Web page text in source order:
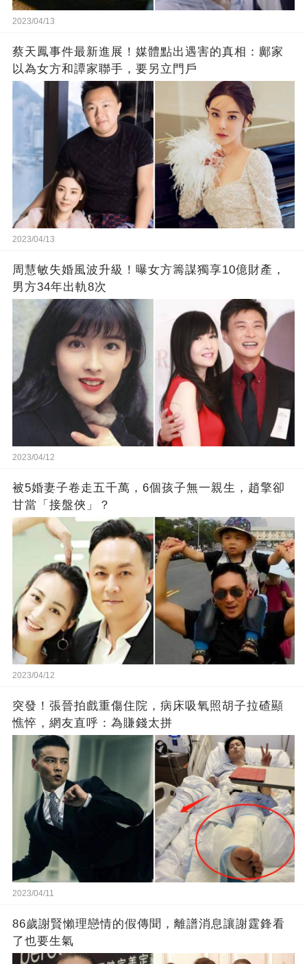
2023/04/13
蔡天鳳事件最新進展！媒體點出遇害的真相：鄺家
以為女方和譚家聯手，要另立門戶
2023/04/13
周慧敏失婚風波升級！曝女方籌謀獨享10億財產，
男方34年出軌8次
2023/04/12
被5婚妻子卷走五千萬，6個孩子無一親生，趙擎卻
甘當「接盤俠」？
2023/04/12
突發！張晉拍戲重傷住院，病床吸氧照胡子拉碴顯
憔悴，網友直呼：為賺錢太拼
2023/04/11
86歲謝賢懶理戀情的假傳聞，離譜消息讓謝霆鋒看
了也要生氣